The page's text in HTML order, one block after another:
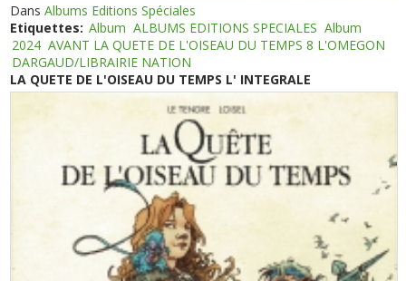
DansAlbums Editions Spéciales
Etiquettes: Album ALBUMS EDITIONS SPECIALES Album
2024 AVANT LA QUETE DE L'OISEAU DU TEMPS 8 L'OMEGON
DARGAUD/LIBRAIRIE NATION
LA QUETE DE L'OISEAU DU TEMPS L' INTEGRALE